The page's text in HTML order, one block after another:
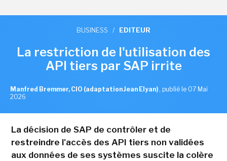
BUSINESS / EDITEUR
La restriction de l'utilisation des
API tiers par SAP irrite
Manfred Bremmer, CIO (adaptation Jean Elyan) , publié le 07 Mai
2026
La décision de SAP de contrôler et de
restreindre l'accès des API tiers non validées
aux données de ses systèmes suscite la colère